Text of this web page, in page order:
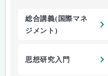
総合講義(国際マネ
ジメント)
思想研究入門